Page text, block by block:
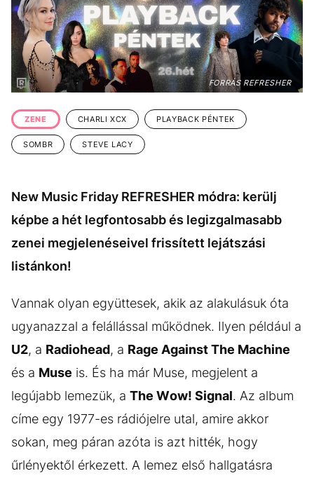
GASZTRO
FORRÁS REFRESHER
ZENE CHARLI XCX PLAYBACK PÉNTEK
SOMBR STEVE LACY
New Music Friday REFRESHER módra: kerülj
képbe a hét legfontosabb és legizgalmasabb
zenei megjelenéseivel frissített lejátszási
listánkon!
Vannak olyan együttesek, akik az alakulásuk óta
ugyanazzal a felállással működnek. Ilyen például a
U2, a Radiohead, a Rage Against The Machine
és a Muse is. És ha már Muse, megjelent a
legújabb lemezük, a The Wow! Signal. Az album
címe egy 1977-es rádiójelre utal, amire akkor
sokan, meg páran azóta is azt hitték, hogy
űrlényektől érkezett. A lemez első hallgatásra